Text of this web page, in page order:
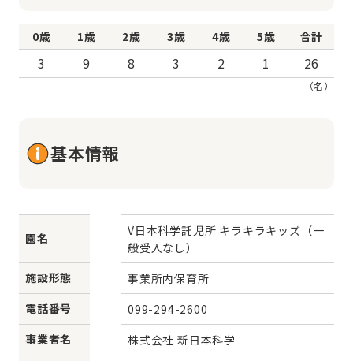
0歳 1歳 2歳 3歳 4歳 5歳 合計
3 9 8 3 2 1 26
（名）
基本情報
園名
V日本科学託児所 キラキラキッズ（一
般受入なし）
施設形態
事業所内保育所
電話番号
099-294-2600
事業者名
株式会社 新日本科学